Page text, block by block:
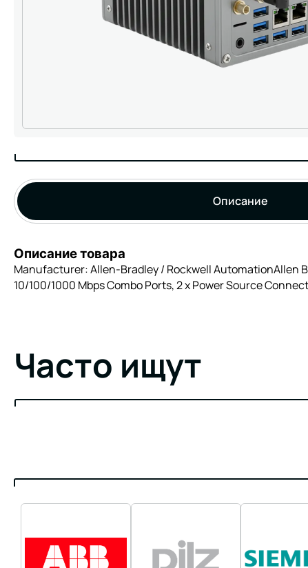
Описание
Описание товара
Manufacturer: Allen-Bradley / Rockwell AutomationAllen
10/100/1000 Mbps Combo Ports, 2 x Power Source
Часто ищут